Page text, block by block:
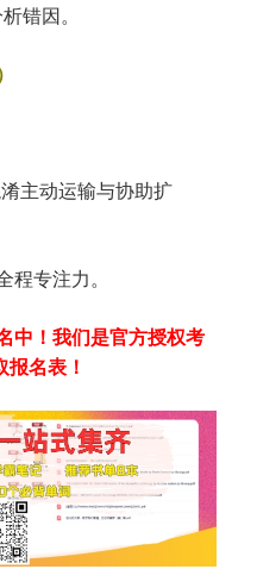
错因。
主动运输与协助扩
专注力。
中！我们是官方授权考
报名表！